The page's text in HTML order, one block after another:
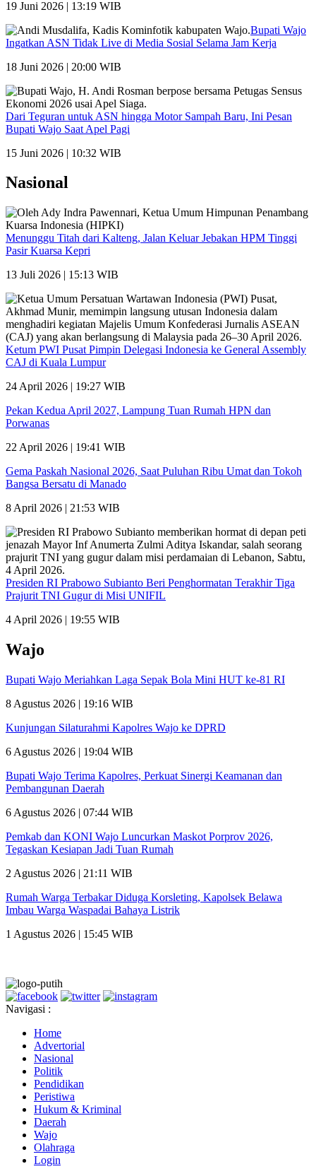
19 Juni 2026 | 13:19 WIB
Bupati Wajo
Ingatkan ASN Tidak Live di Media Sosial Selama Jam Kerja
18 Juni 2026 | 20:00 WIB
Dari Teguran untuk ASN hingga Motor Sampah Baru, Ini Pesan
Bupati Wajo Saat Apel Pagi
15 Juni 2026 | 10:32 WIB
Nasional
Menunggu Titah dari Kalteng, Jalan Keluar Jebakan HPM Tinggi
Pasir Kuarsa Kepri
13 Juli 2026 | 15:13 WIB
Ketum PWI Pusat Pimpin Delegasi Indonesia ke General Assembly
CAJ di Kuala Lumpur
24 April 2026 | 19:27 WIB
Pekan Kedua April 2027, Lampung Tuan Rumah HPN dan
Porwanas
22 April 2026 | 19:41 WIB
Gema Paskah Nasional 2026, Saat Puluhan Ribu Umat dan Tokoh
Bangsa Bersatu di Manado
8 April 2026 | 21:53 WIB
Presiden RI Prabowo Subianto Beri Penghormatan Terakhir Tiga
Prajurit TNI Gugur di Misi UNIFIL
4 April 2026 | 19:55 WIB
Wajo
Bupati Wajo Meriahkan Laga Sepak Bola Mini HUT ke-81 RI
8 Agustus 2026 | 19:16 WIB
Kunjungan Silaturahmi Kapolres Wajo ke DPRD
6 Agustus 2026 | 19:04 WIB
Bupati Wajo Terima Kapolres, Perkuat Sinergi Keamanan dan
Pembangunan Daerah
6 Agustus 2026 | 07:44 WIB
Pemkab dan KONI Wajo Luncurkan Maskot Porprov 2026,
Tegaskan Kesiapan Jadi Tuan Rumah
2 Agustus 2026 | 21:11 WIB
Rumah Warga Terbakar Diduga Korsleting, Kapolsek Belawa
Imbau Warga Waspadai Bahaya Listrik
1 Agustus 2026 | 15:45 WIB
Navigasi :
Home
Advertorial
Nasional
Politik
Pendidikan
Peristiwa
Hukum & Kriminal
Daerah
Wajo
Olahraga
Login